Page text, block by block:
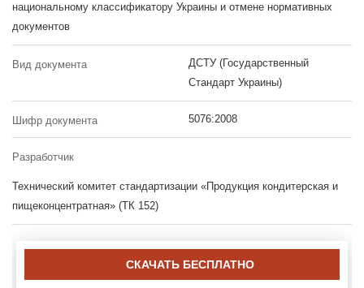
национальному классификатору Украины и отмене нормативных
документов
Вид документа
ДСТУ (Государственный
Стандарт Украины)
Шифр документа 5076:2008
Разработчик
Технический комитет стандартизации «Продукция кондитерская и
пищеконцентратная» (ТК 152)
СКАЧАТЬ БЕСПЛАТНО